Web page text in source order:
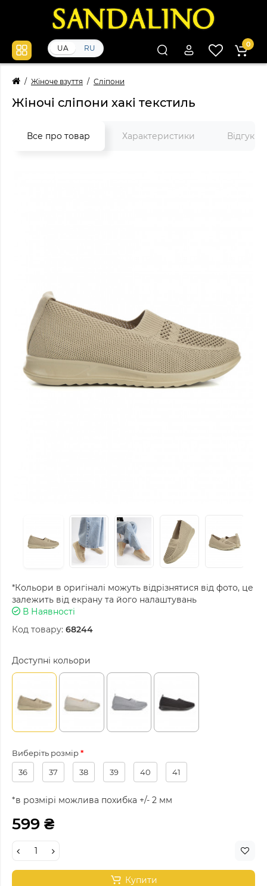
UA RU 0
Жіноче взуття Сліпони
Жіночі сліпони хакі текстиль
Все про товар Характеристики Відгуки
*Кольори в оригіналі можуть відрізнятися від фото, це
залежить від екрану та його налаштувань
В Наявності
Код товару: 68244
Доступні кольори
Виберіть розмір
36
37 38 39 40 41
*в розмірі можлива похибка +/- 2 мм
599 ₴
Купити